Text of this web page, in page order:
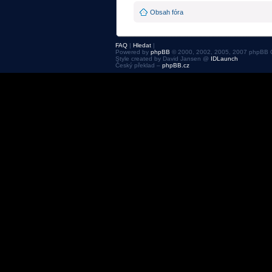
Obsah fóra
FAQ | Hledat |
Powered by phpBB © 2000, 2002, 2005, 2007 phpBB
Style created by David Jansen @ IDLaunch
Český překlad – phpBB.cz